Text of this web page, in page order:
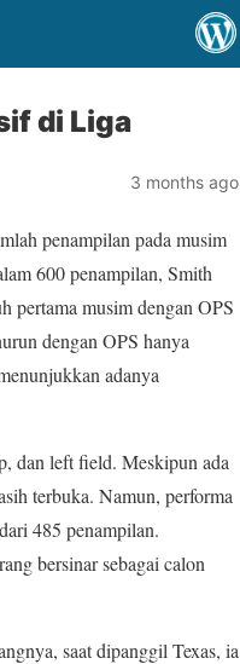
di Liga
3 months ago
penampilan pada musim
600 penampilan, Smith
pertama musim dengan OPS
dengan OPS hanya
adanya
dan left field. Meskipun ada
terbuka. Namun, performa
485 penampilan.
bersinar sebagai calon
saat dipanggil Texas, ia